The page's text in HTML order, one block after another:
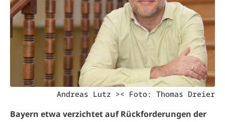
Andreas Lutz >< Foto: Thomas Dreier
Bayern etwa verzichtet auf Rückforderungen der